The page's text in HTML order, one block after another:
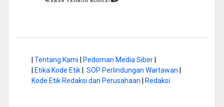
| Tentang Kami | Pedoman Media Siber|
| Etika Kode Etik| SOP Perlindungan Wartawan |
Kode Etik Redaksi dan Perusahaan | Redaksi